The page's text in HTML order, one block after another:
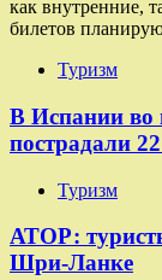
как внутренние,
билетов
Туризм
В Испании во
пострадали
Туризм
АТОР:
Шри-Ланке